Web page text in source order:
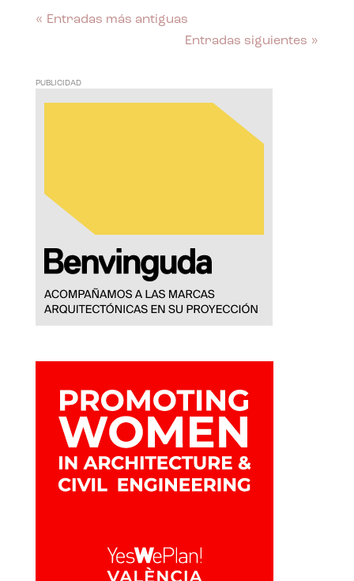
« Entradas más antiguas
Entradas siguientes »
PUBLICIDAD